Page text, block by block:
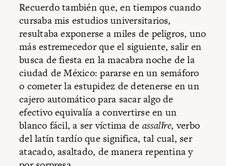
Recuerdo también que, en tiempos cuando
cursaba mis estudios universitarios,
resultaba exponerse a miles de peligros, uno
más estremecedor que el siguiente, salir en
busca de fiesta en la macabra noche de la
ciudad de México: pararse en un semáforo
o cometer la estupidez de detenerse en un
cajero automático para sacar algo de
efectivo equivalía a convertirse en un
blanco fácil, a ser víctima de assalīre, verbo
del latín tardío que significa, tal cual, ser
atacado, asaltado, de manera repentina y